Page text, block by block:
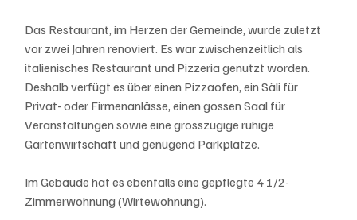
Das Restaurant, im Herzen der Gemeinde, wurde zuletzt
vor zwei Jahren renoviert. Es war zwischenzeitlich als
italienisches Restaurant und Pizzeria genutzt worden.
Deshalb verfügt es über einen Pizzaofen, ein Säli für
Privat- oder Firmenanlässe, einen gossen Saal für
Veranstaltungen sowie eine grosszügige ruhige
Gartenwirtschaft und genügend Parkplätze.
Im Gebäude hat es ebenfalls eine gepflegte 4 1/2-
Zimmerwohnung (Wirtewohnung).